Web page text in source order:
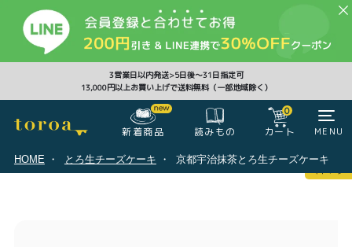
3営業日以内発送>5日後〜31日指定可
13,000円以上お買い上げで送料無料（一部地域除く）
新着商品 読みもの
0
カート MENU
CLOSE
0
HOME とろ生チーズケーキ 京都宇治抹茶とろ生チーズケーキ